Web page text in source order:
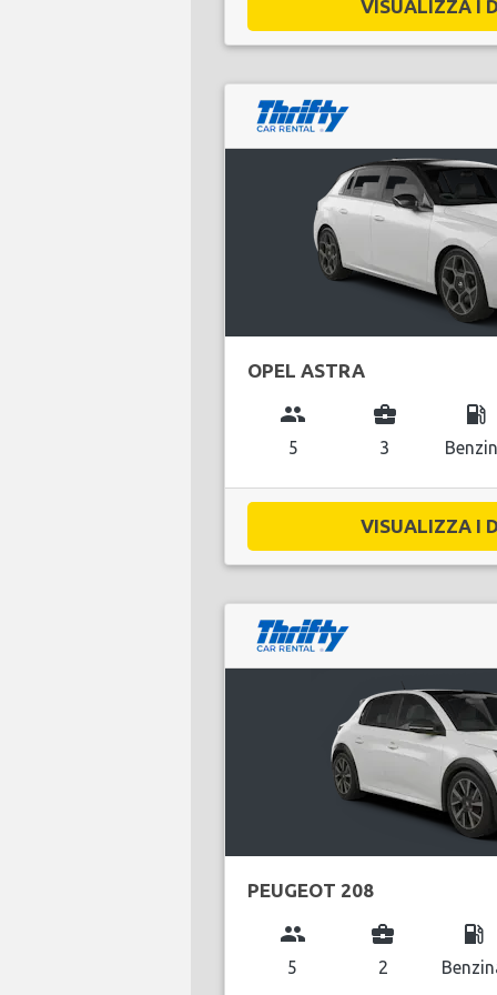
VISUALIZZA I
OPEL ASTRA
group
5
business_center
3
local_gas_station
VISUALIZZA I
PEUGEOT 208
group
5
business_center
2
local_gas_station